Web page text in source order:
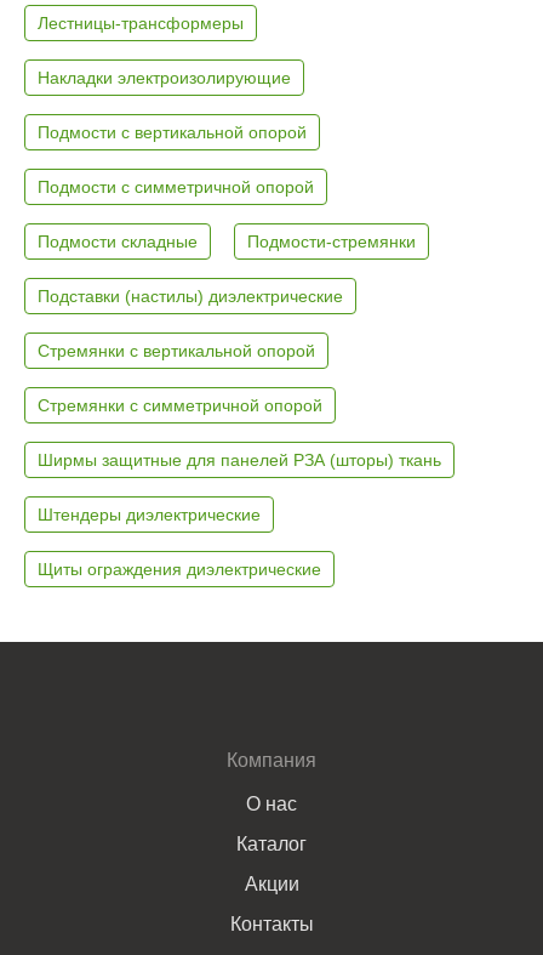
Лестницы-трансформеры
Накладки электроизолирующие
Подмости с вертикальной опорой
Подмости с симметричной опорой
Подмости складные Подмости-стремянки
Подставки (настилы) диэлектрические
Стремянки с вертикальной опорой
Стремянки с симметричной опорой
Ширмы защитные для панелей РЗА (шторы) ткань
Штендеры диэлектрические
Щиты ограждения диэлектрические
Компания
О нас
Каталог
Акции
Контакты